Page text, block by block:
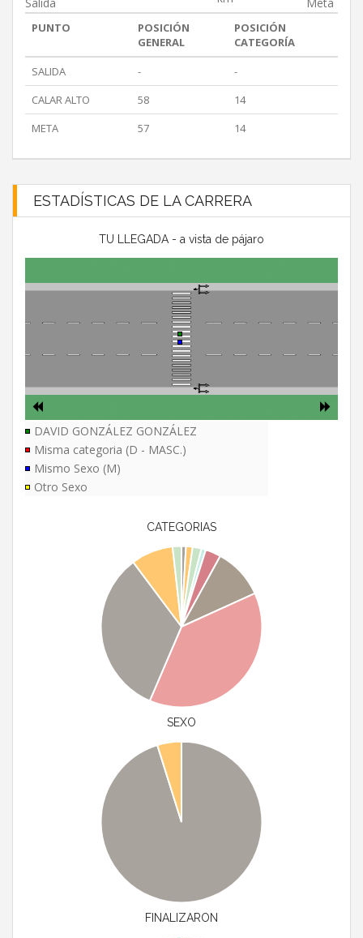
Salida Meta
PUNTO
POSICIÓN
GENERAL
POSICIÓN
CATEGORÍA
SALIDA
-
-
CALAR ALTO
58
14
META
57 14
ESTADÍSTICAS DE LA CARRERA
TU LLEGADA - a vista de pájaro
DAVID GONZÁLEZ GONZÁLEZ
Misma categoria (D - MASC.)
Mismo Sexo (M)
Otro Sexo
CATEGORIAS
SEXO
FINALIZARON